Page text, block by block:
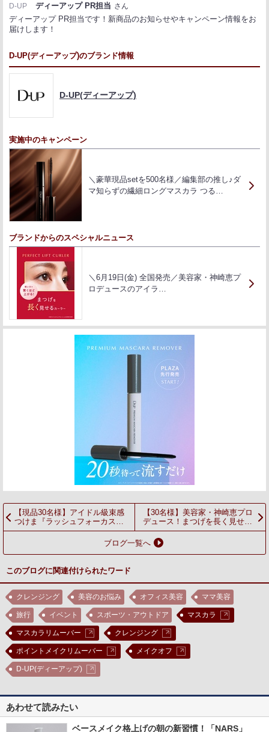
D-UP ディーアップ PR担当 さん
ディーアップ PR担当です！新商品のお知らせやキャンペーン情報をお
届けします！
D-UP(ディーアップ)のブランド情報
D-UP(ディーアップ)
実施中のキャンペーン
＼豪華現品setを500名様／編集部の推し♪ダ
マ知らずの繊細ロングマスカラ つる…
ブランドからのスペシャルニュース
＼6月19日(金) 全国発売／美容家・神崎恵プ
ロデュースのアイラ…
【現品30名様】アイドル級束感
つけま『ラッシュフォーカス』
&定番つけまのりをセットでプ
【30名様】美容家・神崎恵プロ
デュース！まつげを長く見せる
『パーフェクトリフトカーラ
ー』
ブログ一覧へ
このブログに関連付けられたワード
クレンジング 美容のお悩み オフィス美容 ママ美容
旅行 イベント スポーツ・アウトドア マスカラ
マスカラリムーバー クレンジング
ポイントメイクリムーバー メイクオフ
D-UP(ディーアップ)
あわせて読みたい
ベースメイク格上げの朝の新習慣！「NARS」